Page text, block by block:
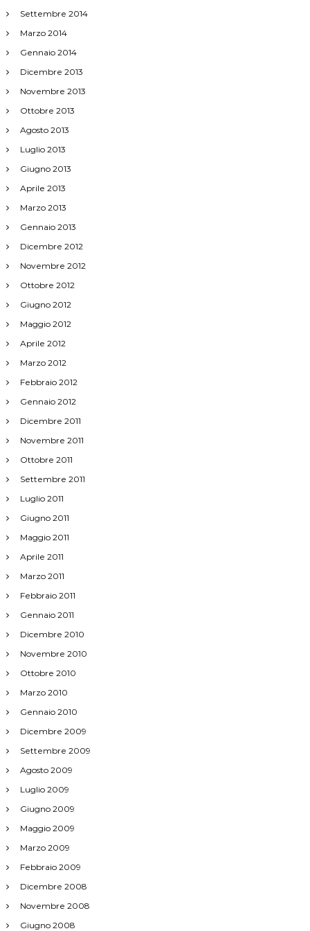
Settembre 2014
Marzo 2014
Gennaio 2014
Dicembre 2013
Novembre 2013
Ottobre 2013
Agosto 2013
Luglio 2013
Giugno 2013
Aprile 2013
Marzo 2013
Gennaio 2013
Dicembre 2012
Novembre 2012
Ottobre 2012
Giugno 2012
Maggio 2012
Aprile 2012
Marzo 2012
Febbraio 2012
Gennaio 2012
Dicembre 2011
Novembre 2011
Ottobre 2011
Settembre 2011
Luglio 2011
Giugno 2011
Maggio 2011
Aprile 2011
Marzo 2011
Febbraio 2011
Gennaio 2011
Dicembre 2010
Novembre 2010
Ottobre 2010
Marzo 2010
Gennaio 2010
Dicembre 2009
Settembre 2009
Agosto 2009
Luglio 2009
Giugno 2009
Maggio 2009
Marzo 2009
Febbraio 2009
Dicembre 2008
Novembre 2008
Giugno 2008